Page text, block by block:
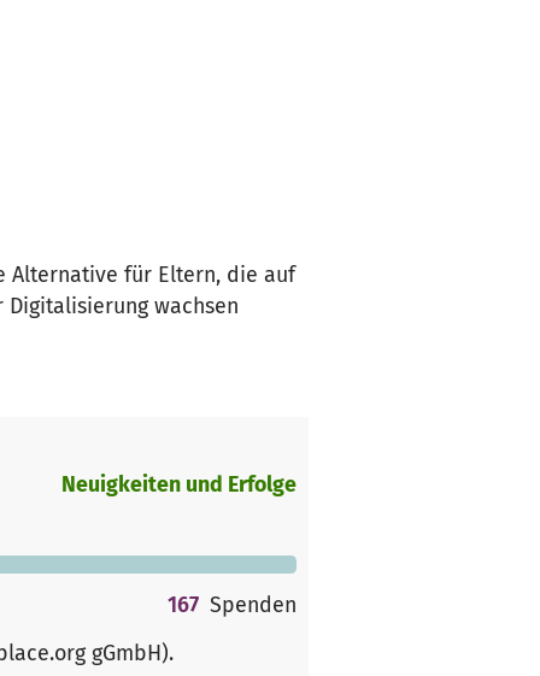
Alternative für Eltern, die auf
wachsen
Neuigkeiten und Erfolge
167 Spenden
gGmbH).